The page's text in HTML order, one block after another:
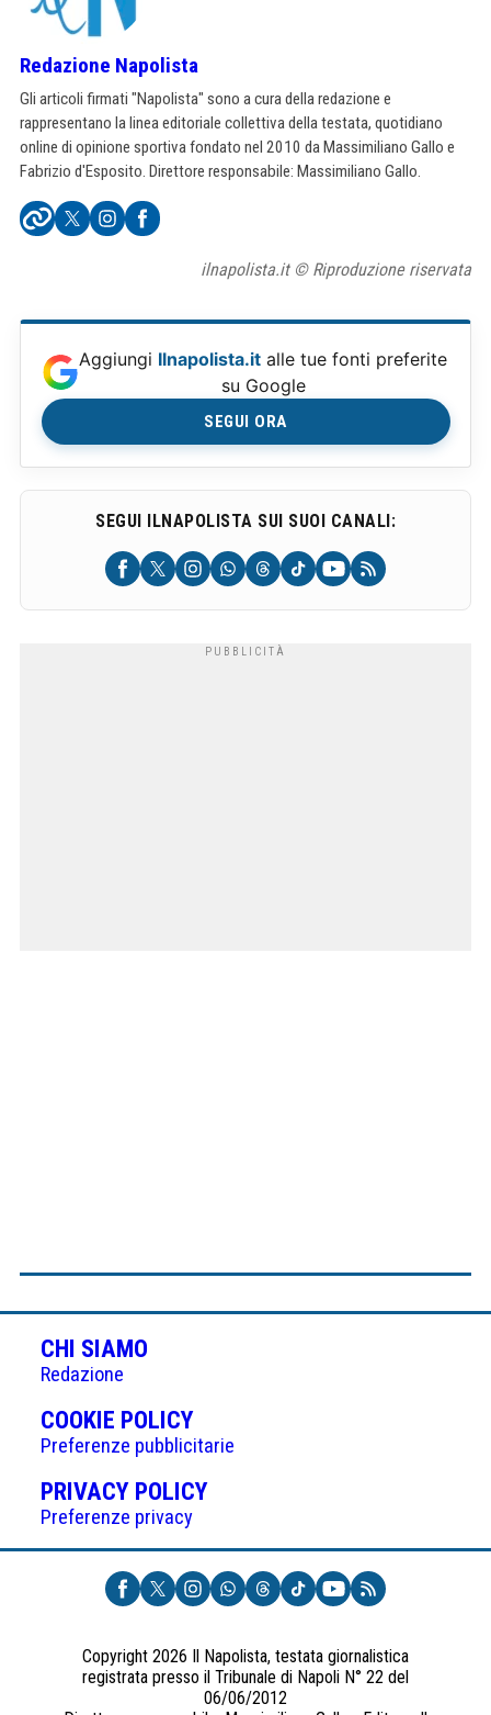
Redazione Napolista
Gli articoli firmati "Napolista" sono a cura della redazione e
rappresentano la linea editoriale collettiva della testata, quotidiano
online di opinione sportiva fondato nel 2010 da Massimiliano Gallo e
Fabrizio d'Esposito. Direttore responsabile: Massimiliano Gallo.
ilnapolista.it © Riproduzione riservata
Aggiungi Ilnapolista.it alle tue fonti preferite
su Google
SEGUI ORA
SEGUI ILNAPOLISTA SUI SUOI CANALI:
CHI SIAMO
Redazione
COOKIE POLICY(APRE
IN
UNA
NUOVA
Preferenze pubblicitarie
PRIVACY POLICY(APRE
UNA
NUOVA
SCHEDA)
Preferenze privacy
Copyright 2026 Il Napolista, testata giornalistica
registrata presso il Tribunale di Napoli N° 22 del
06/06/2012